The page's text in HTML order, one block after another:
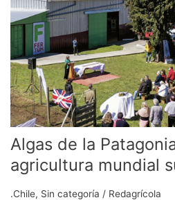
Algas de la
agricultura mundial
.Chile, Sin categoría / Redagrícola
una
agricultura
mundial
sustentable